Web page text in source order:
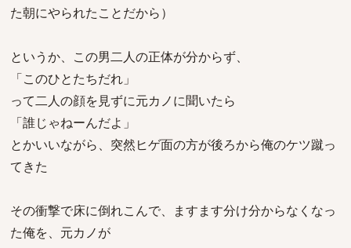
た朝にやられたことだから）
というか、この男二人の正体が分からず、
「このひとたちだれ」
って二人の顔を見ずに元カノに聞いたら
「誰じゃねーんだよ」
とかいいながら、突然ヒゲ面の方が後ろから俺のケツ蹴っ
てきた
その衝撃で床に倒れこんで、ますます分け分からなくなっ
た俺を、元カノが